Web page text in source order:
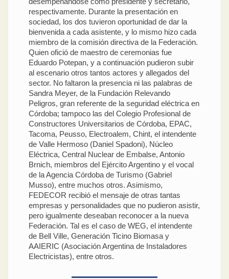
respectivamente. Durante la presentación en
sociedad, los dos tuvieron oportunidad de dar la
bienvenida a cada asistente, y lo mismo hizo cada
miembro de la comisión directiva de la Federación.
Quien ofició de maestro de ceremonias fue
Eduardo Potepan, y a continuación pudieron subir
al escenario otros tantos actores y allegados del
sector. No faltaron la presencia ni las palabras de
Sandra Meyer, de la Fundación Relevando
Peligros, gran referente de la seguridad eléctrica en
Córdoba; tampoco las del Colegio Profesional de
Constructores Universitarios de Córdoba, EPAC,
Tacoma, Peusso, Electroalem, Chint, el intendente
de Valle Hermoso (Daniel Spadoni), Núcleo
Eléctrica, Central Nuclear de Embalse, Antonio
Brnich, miembros del Ejército Argentino y el vocal
de la Agencia Córdoba de Turismo (Gabriel
Musso), entre muchos otros. Asimismo,
FEDECOR recibió el mensaje de otras tantas
empresas y personalidades que no pudieron asistir,
pero igualmente deseaban reconocer a la nueva
Federación. Tal es el caso de WEG, el intendente
de Bell Ville, Generación Ticino Biomasa y
AAIERIC (Asociación Argentina de Instaladores
Electricistas), entre otros.